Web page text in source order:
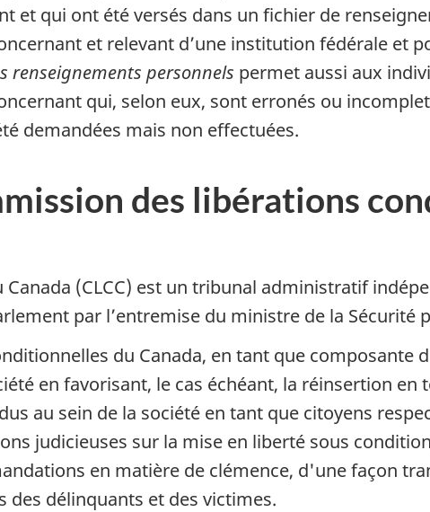
et qui ont été versés dans un fichier de
et relevant d’une institution fédérale et
renseignements personnels permet aussi aux
qui, selon eux, sont erronés ou
demandées mais non effectuées.
des libérations
(CLCC) est un tribunal administratif
par l’entremise du ministre de la Sécurité
du Canada, en tant que composante
en favorisant, le cas échéant, la réinsertion
au sein de la société en tant que citoyens
judicieuses sur la mise en liberté sous
en matière de clémence, d'une façon
des délinquants et des victimes.